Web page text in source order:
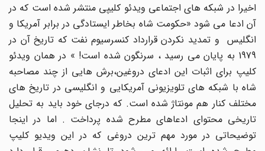
اخیرا در شبکه های اجتماعی ویدئو کلیپی منتشر شده است که در
آن ادعا می شود «حکومت شاه بخاطر ایستادگی در برابر آمریکا و
انگلیس و تمدید نکردن قرارداد کنسرسیوم نفت که تاریخ آن در
1979 به پایان می رسید ، سرنگون شده است! » در همان ویدئو
کلیپ برای اثبات این ادعای دروغین،برش هایی از چند مصاحبه
شاه با شبکه های تلویزیونی آمریکایی و انگلیسی در تاریخ های
مختلف کنار هم مونتاژ شده است. که درجای خود باید به تحلیل
تاریخی محتوای ادعاهای مطرح شده پرداخت . اما در اینجا
توضیحاتی در مورد مهم ترین دروغی که در این ویدیو کلیپ